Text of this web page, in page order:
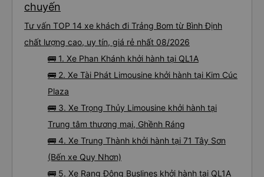
chuyến
Tư vấn TOP 14 xe khách đi Trảng Bom từ Bình Định
chất lượng cao, uy tín, giá rẻ nhất 08/2026
🚌 1. Xe Phan Khánh khởi hành tại QL1A
🚌 2. Xe Tài Phát Limousine khởi hành tại Kim Cúc
Plaza
🚌 3. Xe Trọng Thủy Limousine khởi hành tại
Trung tâm thương mại, Ghềnh Ráng
🚌 4. Xe Trung Thành khởi hành tại 71 Tây Sơn
(Bến xe Quy Nhơn)
🚌 5. Xe Rạng Đông Buslines khởi hành tại QL1A